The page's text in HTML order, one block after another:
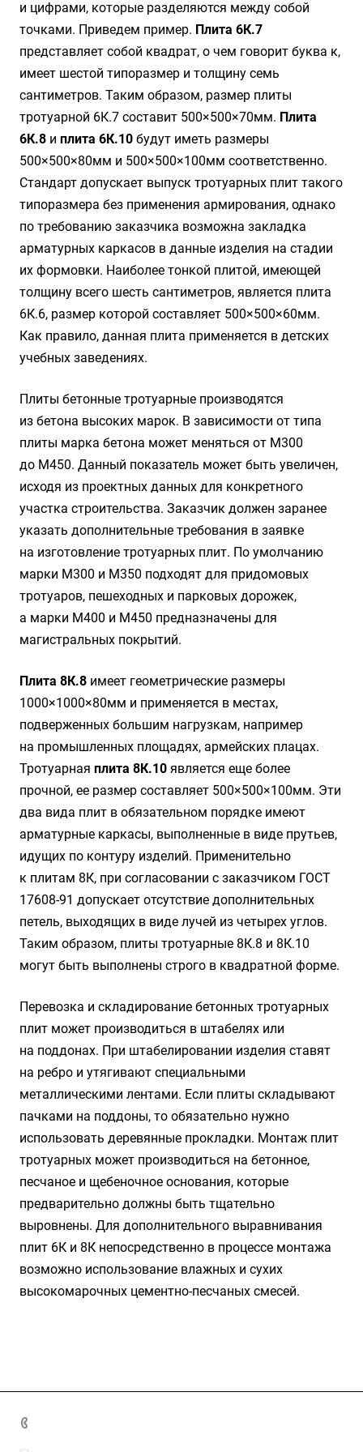
и цифрами, которые разделяются между собой
точками. Приведем пример. Плита 6К.7
представляет собой квадрат, о чем говорит буква к,
имеет шестой типоразмер и толщину семь
сантиметров. Таким образом, размер плиты
тротуарной 6К.7 составит 500×500×70мм. Плита
6К.8 и плита 6К.10 будут иметь размеры
500×500×80мм и 500×500×100мм соответственно.
Стандарт допускает выпуск тротуарных плит такого
типоразмера без применения армирования, однако
по требованию заказчика возможна закладка
арматурных каркасов в данные изделия на стадии
их формовки. Наиболее тонкой плитой, имеющей
толщину всего шесть сантиметров, является плита
6К.6, размер которой составляет 500×500×60мм.
Как правило, данная плита применяется в детских
учебных заведениях.
Плиты бетонные тротуарные производятся
из бетона высоких марок. В зависимости от типа
плиты марка бетона может меняться от М300
до М450. Данный показатель может быть увеличен,
исходя из проектных данных для конкретного
участка строительства. Заказчик должен заранее
указать дополнительные требования в заявке
на изготовление тротуарных плит. По умолчанию
марки М300 и М350 подходят для придомовых
тротуаров, пешеходных и парковых дорожек,
а марки М400 и М450 предназначены для
магистральных покрытий.
Плита 8К.8 имеет геометрические размеры
1000×1000×80мм и применяется в местах,
подверженных большим нагрузкам, например
на промышленных площадях, армейских плацах.
Тротуарная плита 8К.10 является еще более
прочной, ее размер составляет 500×500×100мм. Эти
два вида плит в обязательном порядке имеют
арматурные каркасы, выполненные в виде прутьев,
идущих по контуру изделий. Применительно
к плитам 8К, при согласовании с заказчиком ГОСТ
17608-91 допускает отсутствие дополнительных
петель, выходящих в виде лучей из четырех углов.
Таким образом, плиты тротуарные 8К.8 и 8К.10
могут быть выполнены строго в квадратной форме.
Перевозка и складирование бетонных тротуарных
плит может производиться в штабелях или
на поддонах. При штабелировании изделия ставят
на ребро и утягивают специальными
металлическими лентами. Если плиты складывают
пачками на поддоны, то обязательно нужно
использовать деревянные прокладки. Монтаж плит
тротуарных может производиться на бетонное,
песчаное и щебеночное основания, которые
предварительно должны быть тщательно
выровнены. Для дополнительного выравнивания
плит 6К и 8К непосредственно в процессе монтажа
возможно использование влажных и сухих
высокомарочных цементно-песчаных смесей.